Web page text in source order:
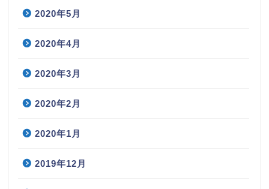
2020年5月
2020年4月
2020年3月
2020年2月
2020年1月
2019年12月